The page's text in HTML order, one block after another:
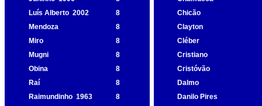
Luís Alberto 2002 8
Chicão
Mendoza
8
Clayton
Miro
8
Cléber
Mugni
8
Cristiano
Obina
8
Cristóvão
Raí
8
Dalmo
Raimundinho 1963 8
Danilo Pires